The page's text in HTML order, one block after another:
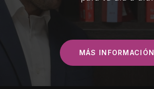
MÁS INFORMACIÓN